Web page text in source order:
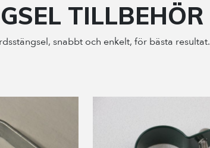
TILLBEHÖR
snabbt och enkelt, för bästa resultat.